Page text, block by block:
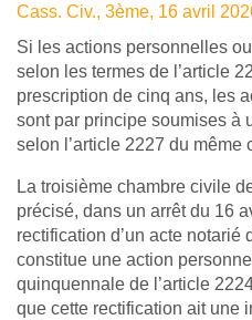
Cass. Civ., 3ème, 16 avril
Si les actions personnelles
selon les termes de l’article
prescription de cinq ans, les
sont par principe soumises à
selon l’article 2227 du même
La troisième chambre civile
précisé, dans un arrêt du 16
rectification d’un acte notarié
constitue une action
quinquennale de l’article
que cette rectification ait une